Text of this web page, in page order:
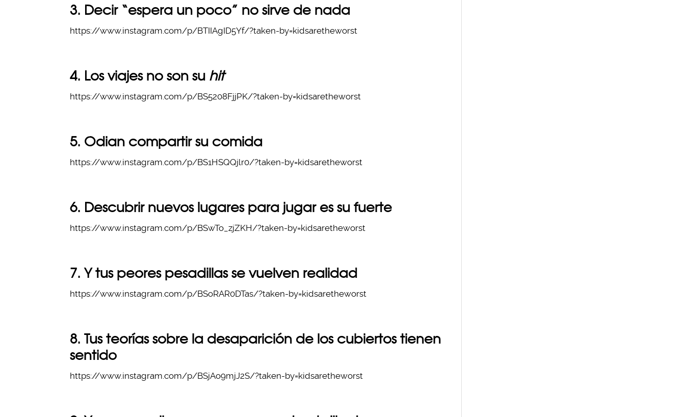
3. Decir “espera un poco” no sirve de nada
https://www.instagram.com/p/BTIIAgID5Yf/?taken-by=kidsaretheworst
4. Los viajes no son su hit
https://www.instagram.com/p/BS5208FjjPK/?taken-by=kidsaretheworst
5. Odian compartir su comida
https://www.instagram.com/p/BS1HSQQjlr0/?taken-by=kidsaretheworst
6. Descubrir nuevos lugares para jugar es su fuerte
https://www.instagram.com/p/BSwTo_zjZKH/?taken-by=kidsaretheworst
7. Y tus peores pesadillas se vuelven realidad
https://www.instagram.com/p/BSoRAR0DTas/?taken-by=kidsaretheworst
8. Tus teorías sobre la desaparición de los cubiertos tienen
sentido
https://www.instagram.com/p/BSjAo9mjJ2S/?taken-by=kidsaretheworst